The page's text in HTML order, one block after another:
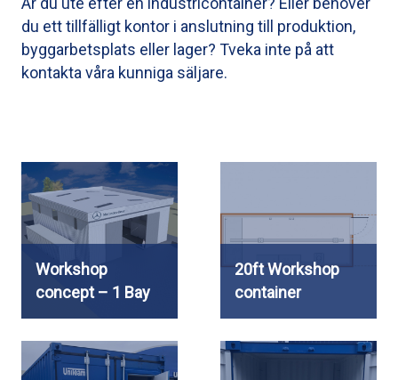
du ett tillfälligt kontor i anslutning till produktion,
byggarbetsplats eller lager? Tveka inte på att
kontakta våra kunniga säljare.
Workshop
concept – 1 Bay
20ft Workshop
container